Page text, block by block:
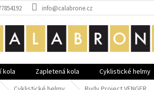
info@calabrone.cz
kola Zapletená kola Cyklistické helmy